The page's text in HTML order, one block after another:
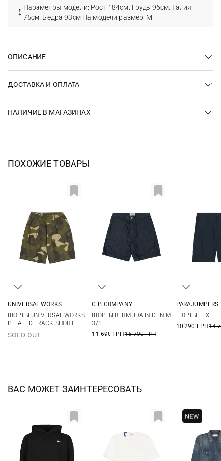
Параметры модели: Рост 184см. Грудь 96см. Талия
75см. Бедра 93см На модели размер: M
ОПИСАНИЕ
ДОСТАВКА И ОПЛАТА
НАЛИЧИЕ В МАГАЗИНАХ
ПОХОЖИЕ ТОВАРЫ
38
UNIVERSAL WORKS
ШОРТЫ UNIVERSAL WORKS
PLEATED TRACK SHORT
SOLD OUT
C.P. COMPANY
ШОРТЫ BERMUDA IN DENIM
3/1
11 690 ГРН16 700 ГРН
PARAJUMPERS
ШОРТЫ LEX
10 290 ГРН14
ВАС МОЖЕТ ЗАИНТЕРЕСОВАТЬ